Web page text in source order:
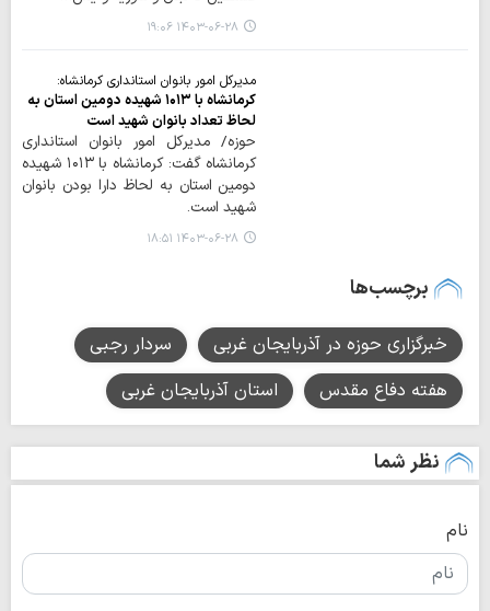
۱۴۰۳-۰۶-۲۸ ۱۹:۰۶
مدیرکل امور بانوان استانداری کرمانشاه:
کرمانشاه با ۱۰۱۳ شهیده دومین استان به
لحاظ تعداد بانوان شهید است
حوزه/ مدیرکل امور بانوان استانداری
کرمانشاه گفت: کرمانشاه با ۱۰۱۳ شهیده
دومین استان به لحاظ دارا بودن بانوان
شهید است.
۱۴۰۳-۰۶-۲۸ ۱۸:۵۱
برچسب‌ها
خبرگزاری حوزه در آذربایجان غربی
سردار رجبی
هفته دفاع مقدس
استان آذربایجان غربی
نظر شما
نام